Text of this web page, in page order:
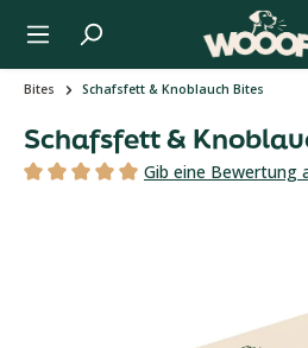
Zum Hauptinhalt springen
Bites Schafsfett & Knoblauch Bites
Schafsfett &
Gib eine Bewertung